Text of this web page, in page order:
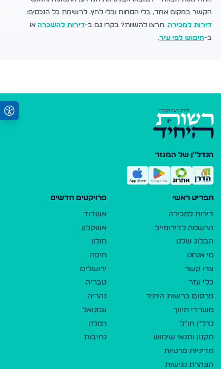
הקשר במקום אחד, בלי הסחות ובלי לחץ. לרשימת כל הנכסים:
דירות למכירה. תרצו להשוות? בקרו גם ב-דירות להשכרה או
ב-חיפוש לפי עיר.
הנדל"ן של המגזר
תפריט ראשי
דירות למכירה
הרשמה לדירומייל
הבלוג שלנו
מי אנחנו
צרו קשר
כלי עזר
פרסום ברשות היחיד
משרדי תיווך
נדל"ן חו"ל
תקנון ותנאי שימוש
מדיניות פרטיות
הצהרת נגישות
פרויקטים חדשים
אשדוד
אשקלון
חולון
חיפה
ירושלים
טבריה
נהריה
עמנואל
רמלה
נתיבות